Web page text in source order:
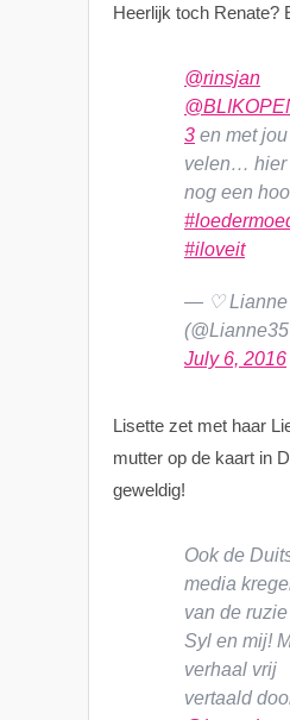
Heerlijk toch Renate?
@rinsjan
3 en met jou
velen… hier
nog een
#iloveit
— ♡
July 6, 2016
Lisette zet met haar
mutter op de kaart in
geweldig!
Ook de
media
van de
Syl en mij!
verhaal vrij
vertaald